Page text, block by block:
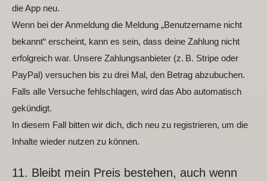
die App neu.
Wenn bei der Anmeldung die Meldung „Benutzername nicht
bekannt“ erscheint, kann es sein, dass deine Zahlung nicht
erfolgreich war. Unsere Zahlungsanbieter (z. B. Stripe oder
PayPal) versuchen bis zu drei Mal, den Betrag abzubuchen.
Falls alle Versuche fehlschlagen, wird das Abo automatisch
gekündigt.
In diesem Fall bitten wir dich, dich neu zu registrieren, um die
Inhalte wieder nutzen zu können.
11. Bleibt mein Preis bestehen, auch wenn